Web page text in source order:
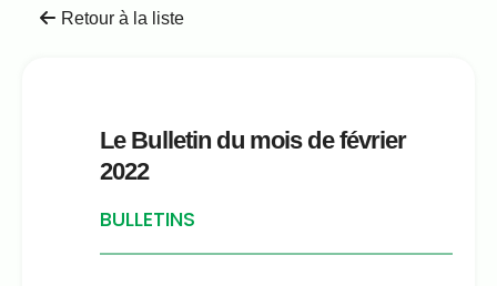
Retour à la liste
Le Bulletin du mois de février
2022
BULLETINS